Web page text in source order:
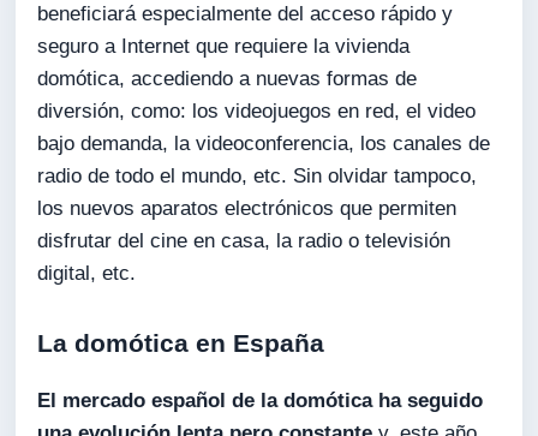
beneficiará especialmente del acceso rápido y
seguro a Internet que requiere la vivienda
domótica, accediendo a nuevas formas de
diversión, como: los videojuegos en red, el video
bajo demanda, la videoconferencia, los canales de
radio de todo el mundo, etc. Sin olvidar tampoco,
los nuevos aparatos electrónicos que permiten
disfrutar del cine en casa, la radio o televisión
digital, etc.
La domótica en España
El mercado español de la domótica ha seguido